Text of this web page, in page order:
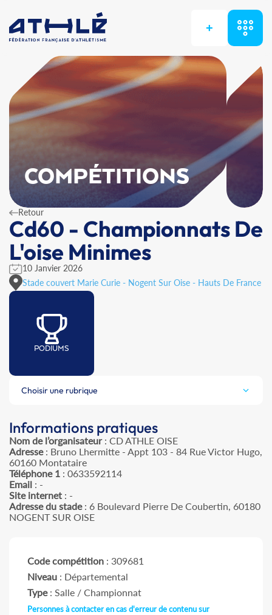
+
COMPÉTITIONS
Retour
Cd60 - Championnats De
L'oise Minimes
10 Janvier 2026
Stade couvert Marie Curie - Nogent Sur Oise - Hauts De France
PODIUMS
Choisir une rubrique
Informations pratiques
Nom de l’organisateur: CD ATHLE OISE
Adresse: Bruno Lhermitte - Appt 103 - 84 Rue Victor Hugo,
60160 Montataire
Téléphone 1 : 0633592114
Email : -
Site internet : -
Adresse du stade: 6 Boulevard Pierre De Coubertin, 60180
NOGENT SUR OISE
Code compétition : 309681
Niveau : Départemental
Type: Salle / Championnat
Personnes à contacter en cas d'erreur de contenu sur